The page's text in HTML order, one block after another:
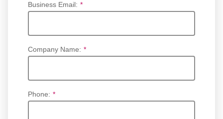
*
Business Email:
*
Company Name:
*
Phone: